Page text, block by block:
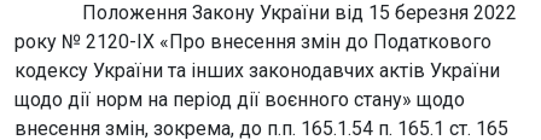
Положення Закону України від 15 березня 2022
року № 2120-IХ «Про внесення змін до Податкового
кодексу України та інших законодавчих актів України
щодо дії норм на період дії воєнного стану» щодо
внесення змін, зокрема, до п.п. 165.1.54 п. 165.1 ст. 165